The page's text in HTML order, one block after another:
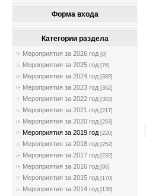
Форма входа
Категории раздела
Мероприятия за 2026 год [0]
Мероприятия за 2025 год [76]
Мероприятия за 2024 год [389]
Мероприятия за 2023 год [362]
Мероприятия за 2022 год [303]
Мероприятия за 2021 год [217]
Мероприятия за 2020 год [293]
Мероприятия за 2019 год [220]
Мероприятия за 2018 год [252]
Мероприятия за 2017 год [232]
Мероприятия за 2016 год [96]
Мероприятия за 2015 год [170]
Мероприятия за 2014 год [130]